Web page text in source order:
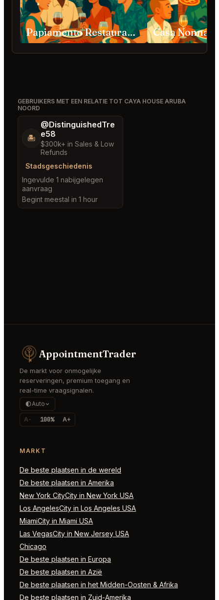
Papiamento Restaurant Noord
GEBRUIKERS MET EEN RELATIE TOT CAYA HOUSE ARUBA
NOORD
🏝️
@DistinguishedTre
e58
$300k+ in Sales & Low
Refunds
Stadsgeschiedenis
Ingevulde 1 nabijgelegen
aanvraag
Begint meestal in 1 hour
AppointmentTrader
De markt voor onmogelijke
reserveringen, premium toegang en
real-time vraagsignalen.
Auto
A- 100% A+
MARKT
De beste plaatsen in de wereld
De beste plaatsen in Amerika
New York CityCity in New York USA
Los AngelesCity in Los Angeles USA
MiamiCity in Miami USA
Las VegasCity in New Jersey USA
Chicago
De beste plaatsen in Europa
De beste plaatsen in Azië
De beste plaatsen in het Midden-Oosten & Afrika
De beste plaatsen in Zuid-Amerika